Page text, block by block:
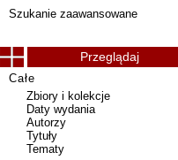
Szukanie zaawansowane
Przeglądaj
Całe
Zbiory i kolekcje
Daty wydania
Autorzy
Tytuły
Tematy